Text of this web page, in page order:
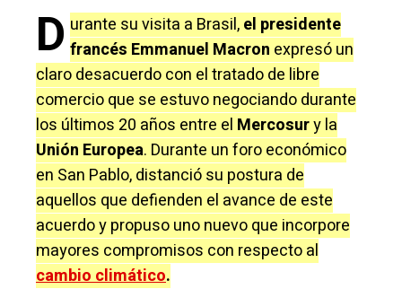
D urante su visita a Brasil,el presidente
francés Emmanuel Macron expresó un
claro desacuerdo con el tratado de libre
comercio que se estuvo negociando durante
los últimos 20 años entre el Mercosury la
Unión Europea. Durante un foro económico
en San Pablo, distanció su postura de
aquellos que defienden el avance de este
acuerdo y propuso uno nuevo que incorpore
mayores compromisos con respecto al
cambio climático.